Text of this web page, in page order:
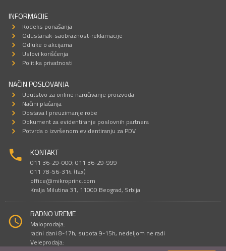
INFORMACIJE
Kodeks ponašanja
Odustanak-saobraznost-reklamacije
Odluke o akcijama
Uslovi korišćenja
Politika privatnosti
NAČIN POSLOVANJA
Uputstvo za online naručivanje proizvoda
Načini plaćanja
Dostava I preuzimanje robe
Dokument za evidentiranje poslovnih partnera
Potvrda o izvršenom evidentiranju za PDV
KONTAKT
011 36-29-000; 011 36-29-999
011 78-56-314 (fax)
office@mikroprinc.com
Kralja Milutina 31, 11000 Beograd, Srbija
RADNO VREME
Maloprodaja:
radni dani 8-17h, subota 9-15h, nedeljom ne radi
Veleprodaja: